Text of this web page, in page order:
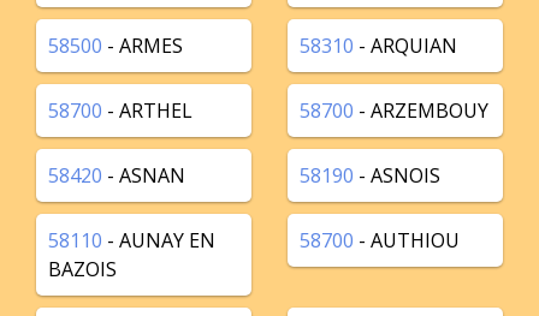
58500 - ARMES 58310 - ARQUIAN
58700 - ARTHEL 58700 - ARZEMBOUY
58420 - ASNAN 58190 - ASNOIS
58110 - AUNAY EN
BAZOIS
58700 - AUTHIOU